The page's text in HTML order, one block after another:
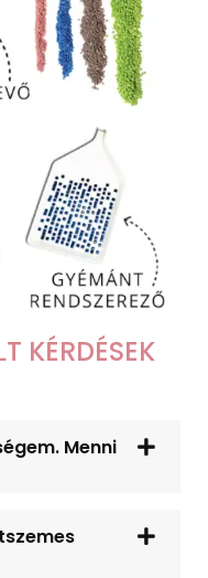
KÉRDÉSEK
Menni